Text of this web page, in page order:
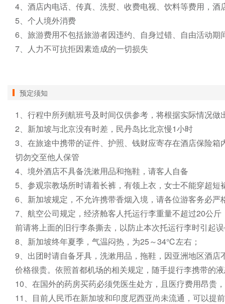
4、酒店内电话、传真、洗熨、收费电视、饮料等费用，酒
5、个人境外消费
6、旅游费用不包括旅游者因违约、自身过错、自由活动
7、人力不可抗拒因素造成的一切损失
预定须知
1、行程中所列航班号及时间仅供参考，将根据实际情况做
2、新加坡与北京没有时差，民丹岛比北京慢1小时
3、在旅途中携带的证件、护照、钱财应寄存在酒店保险
切勿交至他人保管
4、境外酒店不具备洗漱用品和拖鞋，请客人自备
5、参观宗教场所时请着长裤，有领上衣，女士不能穿超短
6、新加坡规定，不允许携带香烟入境，请各位游客务必严
7、航空公司规定，经济舱客人托运行李重量不超过20公
前请将上面的旧行李条撕去，以防止本次托运行李时引起
8、新加坡终年夏季，气温闷热，为25～34℃左右；
9、出团时请自备牙具，洗漱用品，拖鞋，因亚洲地区酒
价格很贵。依照首都机场的相关规定，随手提行李携带的
10、在国外的药房买药必须凭医生处方，且医疗费用昂贵
11、目前人民币在新加坡和印度尼西亚尚未流通，可以提